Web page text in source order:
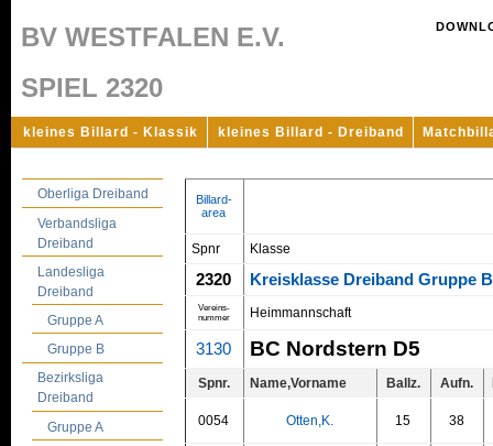
BV WESTFALEN E.V.
SPIEL 2320
kleines Billard - Klassik kleines Billard - Dreiband
Oberliga Dreiband
Verbandsliga
Dreiband
Landesliga
Dreiband
Gruppe A
Gruppe B
Bezirksliga
Dreiband
Gruppe A
Billard-
area
Spnr Klasse
2320 Kreisklasse Dreiband Gruppe B
Vereins-
nummer
Heimmannschaft
3130 BC Nordstern D5
Spnr. Name,Vorname Ballz. Aufn.
0054 Otten,K. 15 38